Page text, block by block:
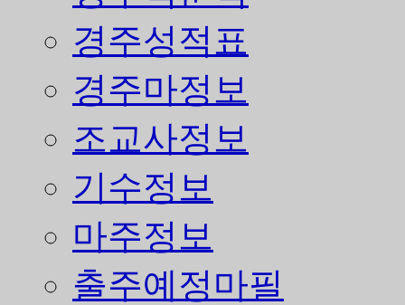
경주성적표
경주마정보
조교사정보
기수정보
마주정보
출주예정마필